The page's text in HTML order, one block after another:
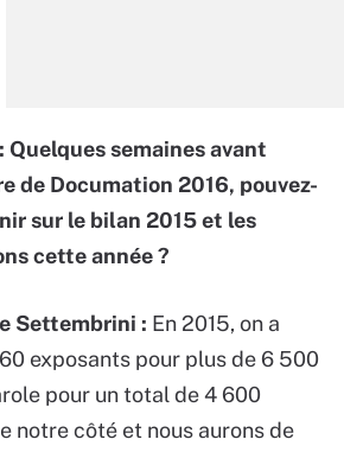
Quelques semaines avant
de Documation 2016, pouvez-
sur le bilan 2015 et les
cette année ?
Settembrini : En 2015, on a
exposants pour plus de 6 500
pour un total de 4 600
notre côté et nous aurons de